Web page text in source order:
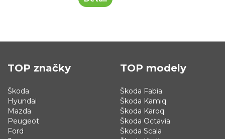
TOP značky
Škoda
Hyundai
Mazda
Peugeot
Ford
TOP modely
Škoda Fabia
Škoda Kamiq
Škoda Karoq
Škoda Octavia
Škoda Scala